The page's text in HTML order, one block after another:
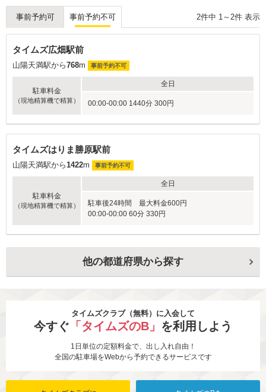
コインパーキングと違って事前予約・
事前精算なので、満車の心配がなく使
事前予約可 事前予約不可 2件中 1 ～ 2件 表示
タイムズ広畑駅前
山陽天満駅から768m 事前予約不可
駐車料金
（現地精算機で精算）
全日
00:00-00:00 1440分 300円
タイムズはりま勝原駅前
山陽天満駅から1422m 事前予約不可
駐車料金
（現地精算機で精算）
全日
駐車後24時間 最大料金600円
00:00-00:00 60分 330円
他の都道府県から探す
タイムズクラブ（無料）に入会して
今すぐ 「タイムズのB」 を利用しよう
1日単位の定額料金で、出し入れ自由！
全国の駐車場をWebから予約できるサービスです